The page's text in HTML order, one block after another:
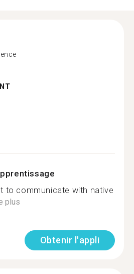
to communicate with native
plus
Obtenir l'appli